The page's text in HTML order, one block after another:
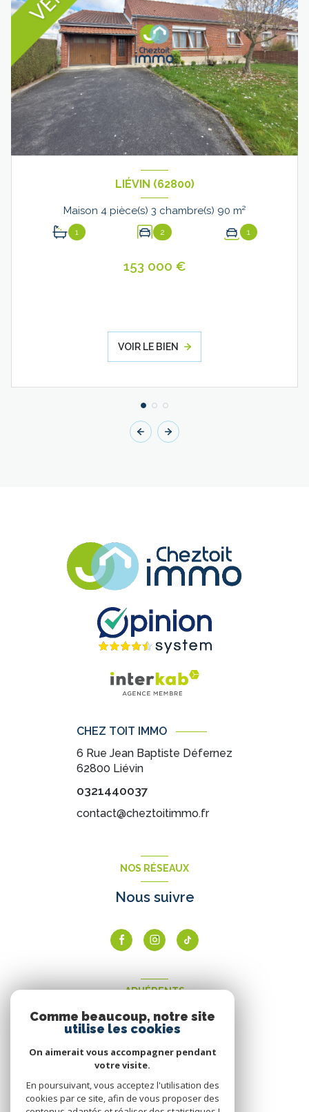
LIÉVIN (62800)
Maison 4 pièce(s) 3 chambre(s) 90 m²
1 2 1
153 000 €
VOIR LE BIEN
CHEZ TOIT IMMO
6 Rue Jean Baptiste Défernez
62800 Liévin
0321440037
contact@cheztoitimmo.fr
NOS RÉSEAUX
Nous suivre
ADHÉRENTS
Nous adhérons
Comme beaucoup, notre site
utilise les cookies
On aimerait vous accompagner pendant
votre visite.
En poursuivant, vous acceptez l'utilisation des
cookies par ce site, afin de vous proposer des